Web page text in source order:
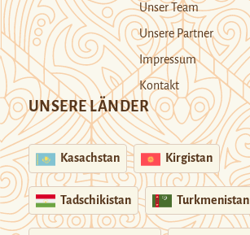
Unser Team
Unsere Partner
Impressum
Kontakt
UNSERE LÄNDER
Kasachstan Kirgistan
Tadschikistan Turkmenistan